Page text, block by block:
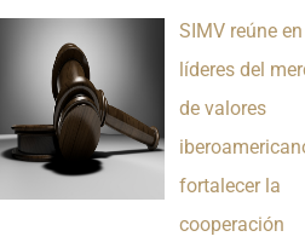
SIMV reúne
líderes del
de valores
fortalecer la
cooperación